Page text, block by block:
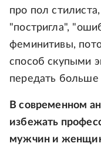
про пол
"постригла",
феминитивы,
способ скупыми
передать
В современном
избежать
мужчин и